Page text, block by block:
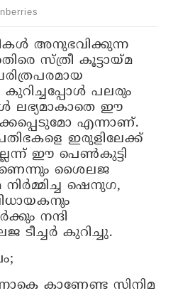
അനുഭവിക്കുന്ന
സ്ത്രീ കൂട്ടായ്മ
കുറിച്ചപ്പോള്‍ പലരും
ലഭ്യമാകാതെ ഈ
എന്നാണ്.
ഇരുളിലേക്ക്
ഈ പെണ്‍കുട്ടി
ശൈലജ
ഷെനുഗ,
നന്ദി
കുറിച്ചു.
കാണേണ്ട സിനിമ